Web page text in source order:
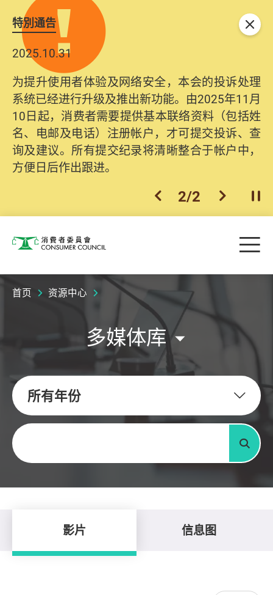
特別通告
2025.10.31
为提升使用者体验及网络安全，本会的投诉处理
系统已经进行升级及推出新功能。由2025年11月
10日起，消费者需要提供基本联络资料（包括姓
名、电邮及电话）注册帐户，才可提交投诉、查
询及建议。所有提交纪录将清晰整合于帐户中，
方便日后作出跟进。
上一个
2/2 下一个开
关闭
消费者委员会 目
首页 资源中心
多媒体库
所有年份
关键字
搜寻
影片 信息图